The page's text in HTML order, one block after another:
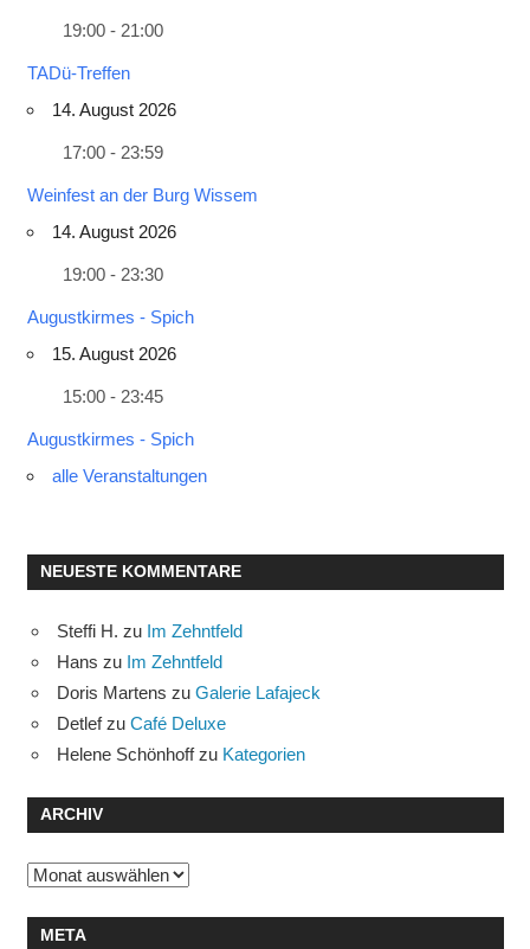
19:00 - 21:00
TADü-Treffen
14. August 2026
17:00 - 23:59
Weinfest an der Burg Wissem
14. August 2026
19:00 - 23:30
Augustkirmes - Spich
15. August 2026
15:00 - 23:45
Augustkirmes - Spich
alle Veranstaltungen
NEUESTE KOMMENTARE
Steffi H. zu Im Zehntfeld
Hans zu Im Zehntfeld
Doris Martens zu Galerie Lafajeck
Detlefzu Café Deluxe
Helene Schönhoffzu Kategorien
ARCHIV
Archiv
META